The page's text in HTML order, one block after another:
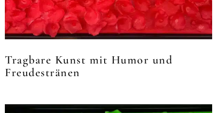
Tragbare Kunst mit Humor und
Freudestränen